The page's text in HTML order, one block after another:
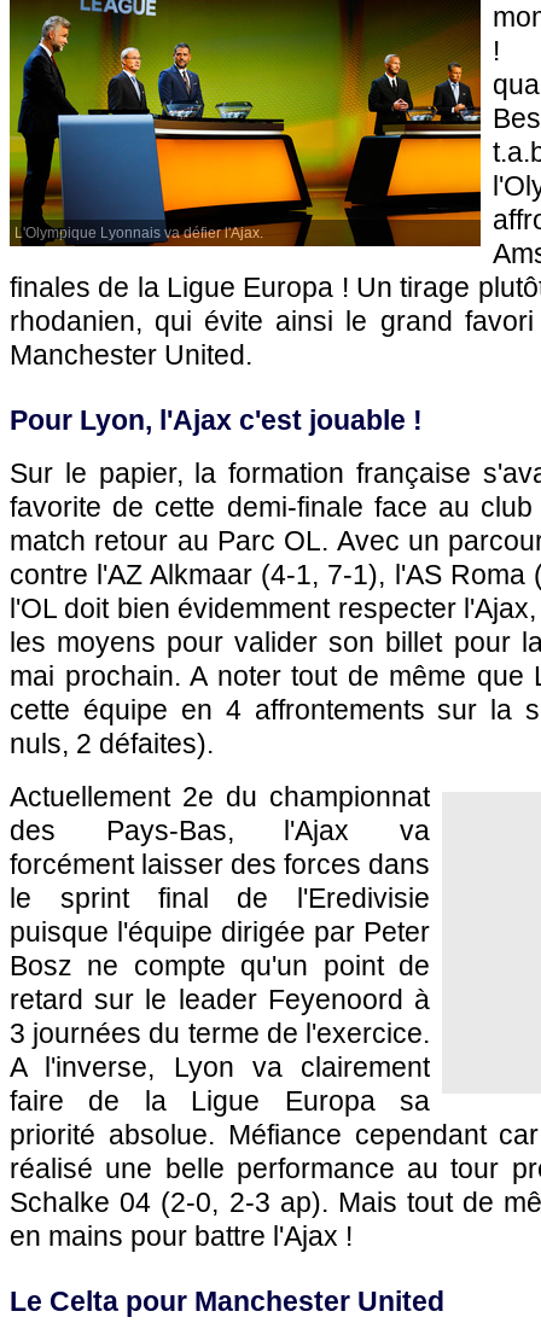
L'Olympique Lyonnais va défier l'Ajax.
!
finales de la Ligue Europa ! Un tirage
rhodanien, qui évite ainsi le grand
Manchester United.
Pour Lyon, l'Ajax c'est jouable !
Sur le papier, la formation française
favorite de cette demi-finale face au
match retour au Parc OL. Avec un
contre l'AZ Alkmaar (4-1, 7-1), l'AS Roma
l'OL doit bien évidemment respecter
les moyens pour valider son billet pour
mai prochain. A noter tout de même que
cette équipe en 4 affrontements sur la
nuls, 2 défaites).
Actuellement 2e du championnat
des Pays-Bas, l'Ajax va
forcément laisser des forces dans
le sprint final de l'Eredivisie
puisque l'équipe dirigée par Peter
Bosz ne compte qu'un point de
retard sur le leader Feyenoord à
3 journées du terme de l'exercice.
A l'inverse, Lyon va clairement
faire de la Ligue Europa sa
priorité absolue. Méfiance cependant
réalisé une belle performance au tour
Schalke 04 (2-0, 2-3 ap). Mais tout de
en mains pour battre l'Ajax !
Le Celta pour Manchester United